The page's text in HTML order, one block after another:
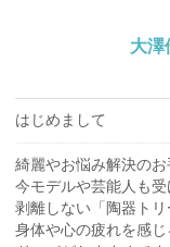
大澤
はじめまして
綺麗やお悩み解決のお
今モデルや芸能人も受
剥離しない「陶器トリ
身体や心の疲れを感